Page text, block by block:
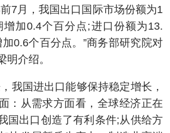
7月，我国出口国际市场份额为1
加0.4个百分点;进口份额为13.
0.6个百分点。”商务部研究院对
明介绍。
进出口能够保持稳定增长，
：从需求方面看，全球经济正在
国出口创造了有利条件;从供给方